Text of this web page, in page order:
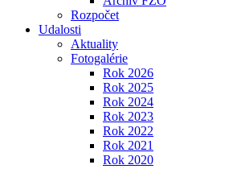
Rozpočet
Udalosti
Aktuality
Fotogalérie
Rok 2026
Rok 2025
Rok 2024
Rok 2023
Rok 2022
Rok 2021
Rok 2020